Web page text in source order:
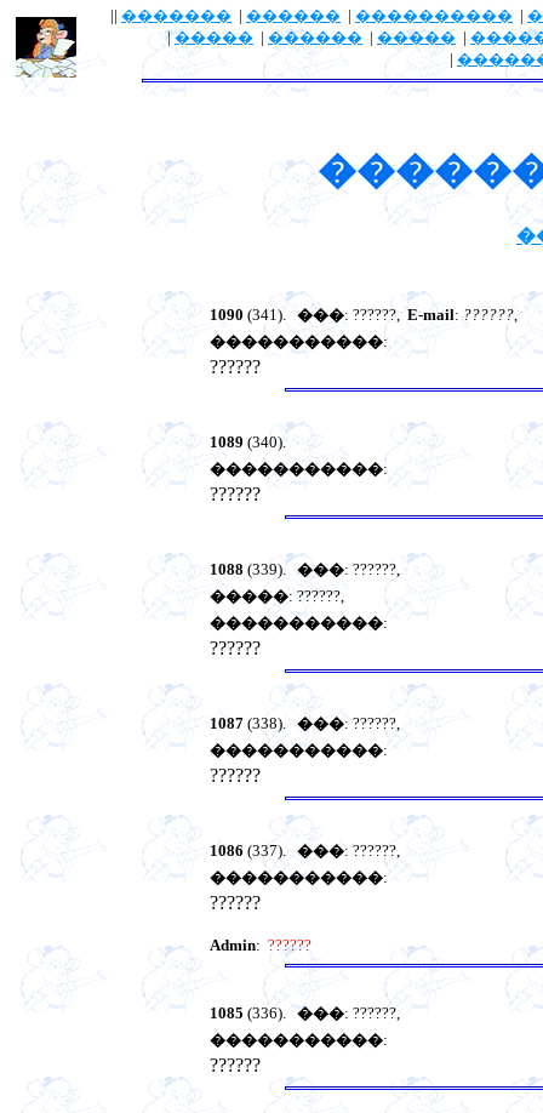
|| ������� | ������ | ���������� |
|����� | ������ | ����� |
|
1090 (341). ���: ??????,E-mail:??????,
�����������:
??????
1089 (340).
�����������:
??????
1088 (339). ���: ??????,
�����: ??????,
�����������:
??????
1087 (338).���: ??????,
�����������:
??????
1086 (337).���: ??????,
�����������:
??????
Admin: ??????
1085 (336).���: ??????,
�����������:
??????